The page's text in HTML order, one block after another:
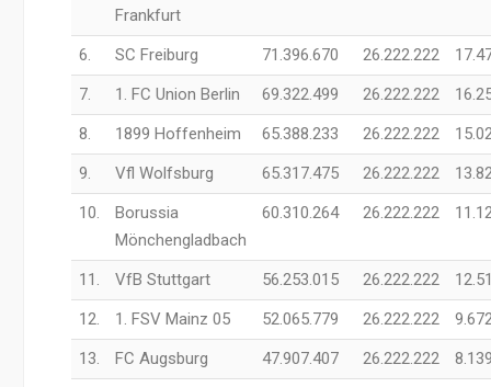
Frankfurt
6. SC Freiburg 71.396.670 26.222.222
7.
1. FC Union Berlin 69.322.499 26.222.222
8.
1899 Hoffenheim 65.388.233 26.222.222
9.
Vfl Wolfsburg 65.317.475 26.222.222
10.
Borussia
Mönchengladbach
60.310.264 26.222.222
11. VfB Stuttgart 56.253.015 26.222.222
12.
1. FSV Mainz 05 52.065.779 26.222.222
13.
FC Augsburg 47.907.407 26.222.222